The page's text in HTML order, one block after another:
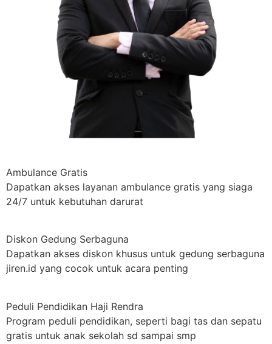
Ambulance Gratis
Dapatkan akses layanan ambulance gratis yang siaga
24/7 untuk kebutuhan darurat
Diskon Gedung Serbaguna
Dapatkan akses diskon khusus untuk gedung serbaguna
jiren.id yang cocok untuk acara penting
Peduli Pendidikan Haji Rendra
Program peduli pendidikan, seperti bagi tas dan sepatu
gratis untuk anak sekolah sd sampai smp